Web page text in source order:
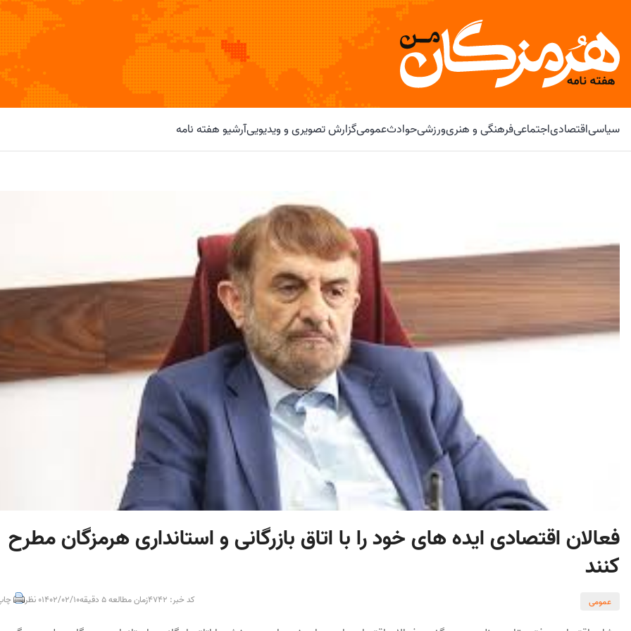
سیاسیاقتصادیاجتماعیفرهنگی و هنریورزشیحوادثعمومیگزارش تصویری و ویدیوییآرشیو هفته نامه
فعالان اقتصادی ایده های خود را با اتاق بازرگانی و استانداری هرمزگان مطرح
کنند
عمومی کد خبر: 4742 زمان مطالعه 5 دقیقه 1402/02/100 نظر